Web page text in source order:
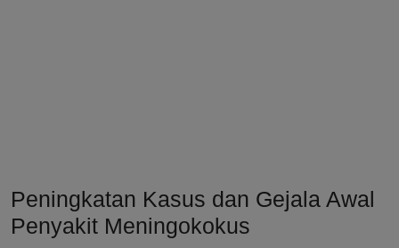
Peningkatan Kasus dan Gejala Awal
Penyakit Meningokokus